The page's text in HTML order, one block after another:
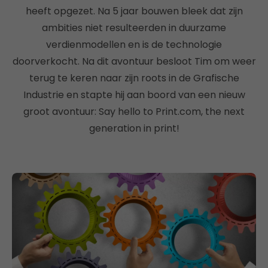
heeft opgezet. Na 5 jaar bouwen bleek dat zijn
ambities niet resulteerden in duurzame
verdienmodellen en is de technologie
doorverkocht. Na dit avontuur besloot Tim om weer
terug te keren naar zijn roots in de Grafische
Industrie en stapte hij aan boord van een nieuw
groot avontuur: Say hello to Print.com, the next
generation in print!